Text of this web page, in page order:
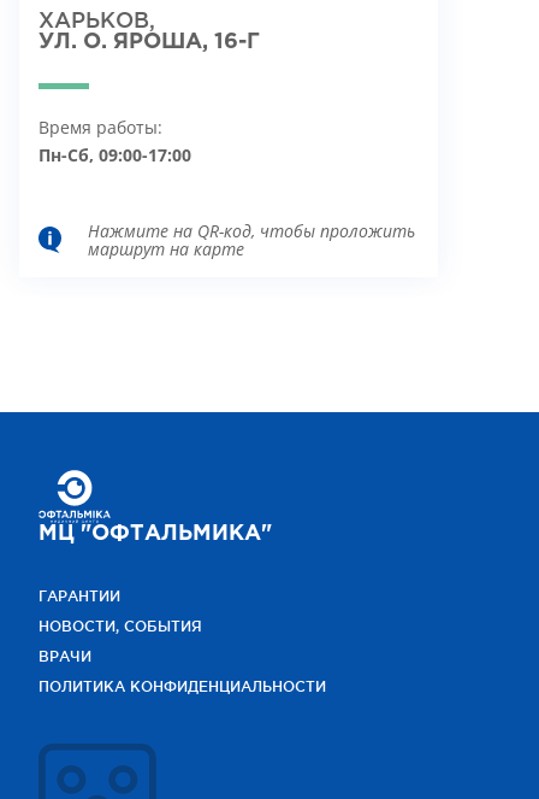
ХАРЬКОВ,
УЛ. О. ЯРОША, 16-Г
Время работы:
Пн-Сб, 09:00-17:00
Нажмите на QR-код, чтобы проложить
маршрут на карте
МЦ "ОФТАЛЬМИКА"
ГАРАНТИИ
НОВОСТИ, СОБЫТИЯ
ВРАЧИ
ПОЛИТИКА КОНФИДЕНЦИАЛЬНОСТИ